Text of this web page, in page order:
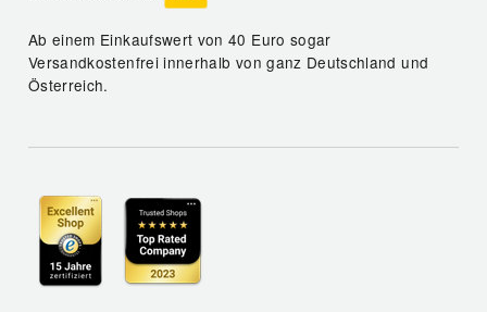
Ab einem Einkaufswert von 40 Euro sogar
Versandkostenfrei innerhalb von ganz Deutschland und
Österreich.